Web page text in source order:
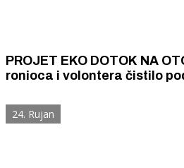
PROJET EKO DOTOK NA
ronioca i volontera čistilo
smeća.
24. Rujan